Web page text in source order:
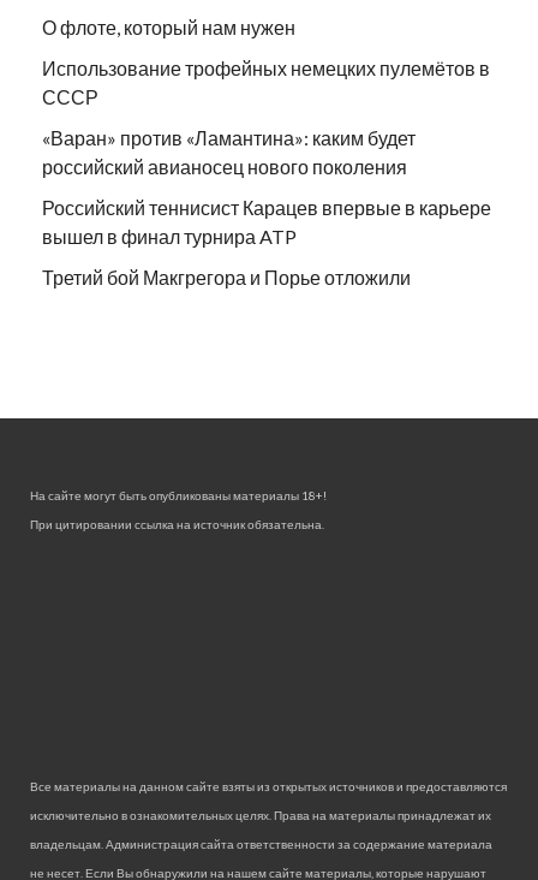
О флоте, который нам нужен
Использование трофейных немецких пулемётов в
СССР
«Варан» против «Ламантина»: каким будет
российский авианосец нового поколения
Российский теннисист Карацев впервые в карьере
вышел в финал турнира ATP
Третий бой Макгрегора и Порье отложили
На сайте могут быть опубликованы материалы 18+!
При цитировании ссылка на источник обязательна.
Все материалы на данном сайте взяты из открытых источников и предоставляются
исключительно в ознакомительных целях. Права на материалы принадлежат их
владельцам. Администрация сайта ответственности за содержание материала
не несет. Если Вы обнаружили на нашем сайте материалы, которые нарушают